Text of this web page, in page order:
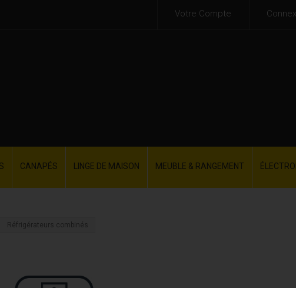
Votre Compte
CANAPÉS LINGE DE MAISON MEUBLE & RANGEMENT
Réfrigérateurs combinés